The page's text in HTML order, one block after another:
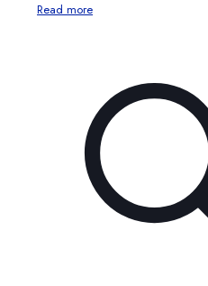
Read more